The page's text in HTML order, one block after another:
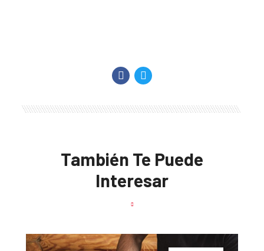
También Te Puede
Interesar